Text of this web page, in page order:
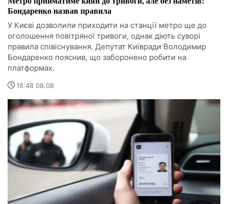
Бондаренко назвав правила
У Києві дозволили приходити на станції метро ще до
оголошення повітряної тривоги, однак діють суворі
правила співіснування. Депутат Київради Володимир
Бондаренко пояснив, що заборонено робити на
платформах.
16:48 08.08